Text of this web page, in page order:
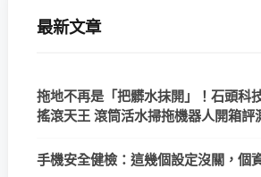
最新文章
拖地不再是「把髒水抹開」！石頭
搖滾天王 滾筒活水掃拖機器人開箱評
手機安全健檢：這幾個設定沒關，個